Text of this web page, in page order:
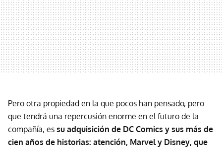
Pero otra propiedad en la que pocos han pensado, pero
que tendrá una repercusión enorme en el futuro de la
compañía, es su adquisición de DC Comics y sus más de
cien años de historias: atención, Marvel y Disney, que